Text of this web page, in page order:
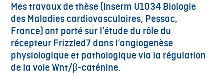
Mes travaux de thèse (Inserm U1034 Biologie
des Maladies cardiovasculaires, Pessac,
France) ont porté sur l’étude du rôle du
récepteur Frizzled7 dans l’angiogenèse
physiologique et pathologique via la régulation
de la voie Wnt/β-caténine.